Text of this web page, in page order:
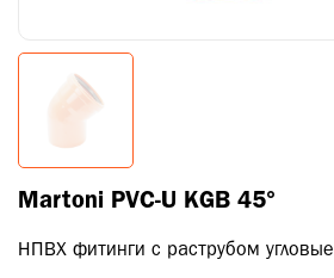
Martoni PVC-U KGB 45°
НПВХ фитинги с раструбом угловые